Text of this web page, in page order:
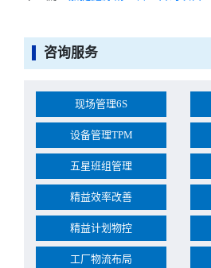
咨询服务
现场管理6S
设备管理TPM
五星班组管理
精益效率改善
精益计划物控
工厂物流布局